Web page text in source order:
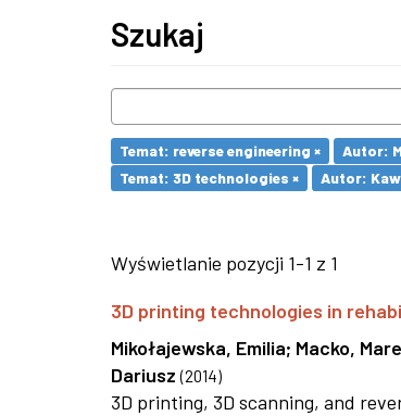
Szukaj
Temat: reverse engineering × Autor:
Temat: 3D technologies ×
Autor:
Wyświetlanie pozycji 1-1 z 1
3D printing technologies in
Mikołajewska, Emilia; Macko,
Dariusz (2014)
3D printing, 3D scanning, and